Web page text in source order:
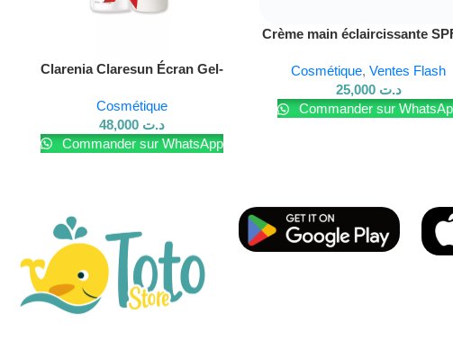
Clarenia Claresun Écran Gel-
Cosmétique
د.ت 48,000
Commander sur WhatsApp
Crème main éclaircissante
Cosmétique,Ventes Flash
د.ت 25,000
Commander sur